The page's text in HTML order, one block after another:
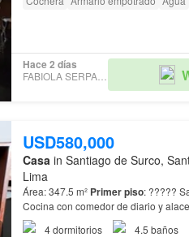
Hace 2 días
FABIOLA SERPA TOVAR
USD580,000
Casa in Santiago de Surco,
Lima
Área: 347.5 m² Primerpiso: ?????
buscan espacios amplios,
4dormitorios 4.5 baños